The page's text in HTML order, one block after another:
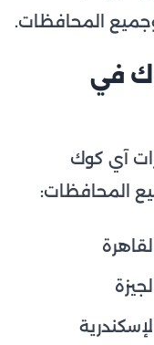
المحافظات.
في
آي كوك
المحافظات: